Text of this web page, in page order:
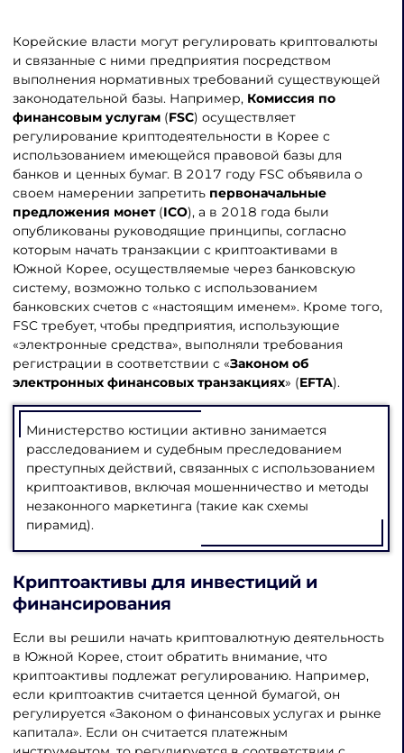
Корейские власти могут регулировать криптовалюты
и связанные с ними предприятия посредством
выполнения нормативных требований существующей
законодательной базы. Например, Комиссия по
финансовым услугам(FSC) осуществляет
регулирование криптодеятельности в Корее с
использованием имеющейся правовой базы для
банков и ценных бумаг. В 2017 году FSC объявила о
своем намерении запретить первоначальные
предложения монет(ICO), а в 2018 года были
опубликованы руководящие принципы, согласно
которым начать транзакции с криптоактивами в
Южной Корее, осуществляемые через банковскую
систему, возможно только с использованием
банковских счетов с «настоящим именем». Кроме того,
FSC требует, чтобы предприятия, использующие
«электронные средства», выполняли требования
регистрации в соответствии с «Законом об
электронных финансовых транзакциях» (EFTA).
Министерство юстиции активно занимается
расследованием и судебным преследованием
преступных действий, связанных с использованием
криптоактивов, включая мошенничество и методы
незаконного маркетинга (такие как схемы
пирамид).
Криптоактивы для инвестиций и
финансирования
Если вы решили начать криптовалютную деятельность
в Южной Корее, стоит обратить внимание, что
криптоактивы подлежат регулированию. Например,
если криптоактив считается ценной бумагой, он
регулируется «Законом о финансовых услугах и рынке
капитала». Если он считается платежным